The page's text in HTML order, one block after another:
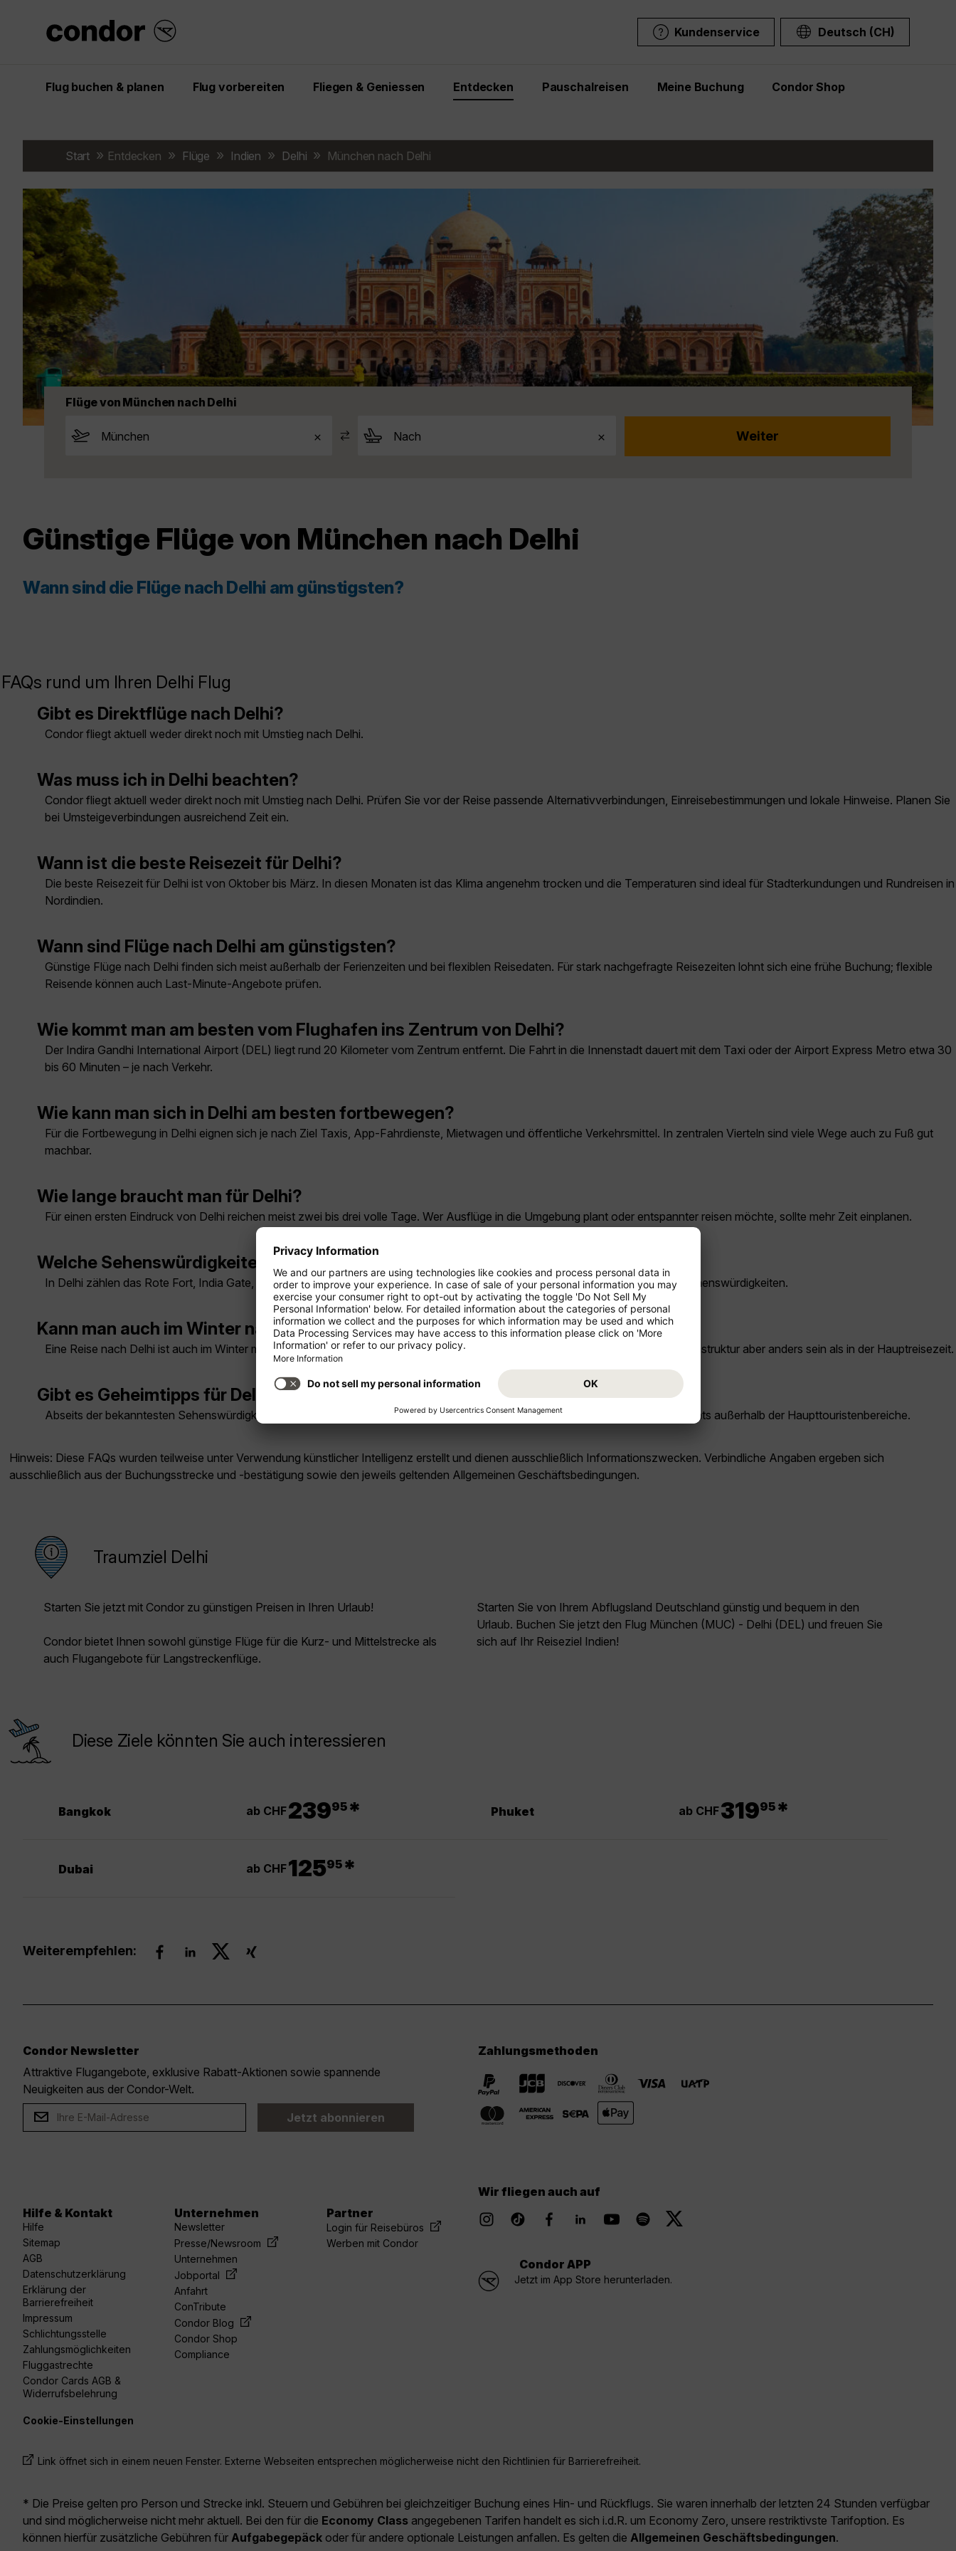
Kundenservice Deutsch (CH)
Flug buchen & planen Flug vorbereiten Fliegen & Geniessen Entdecken Pauschalreisen Meine Buchung Condor Shop
Start Entdecken Flüge Indien Delhi München nach Delhi
Flüge von München nach Delhi
Günstige Flüge von München nach Delhi
Wann sind die Flüge nach Delhi am günstigsten?
FAQs rund um Ihren Delhi Flug
Gibt es Direktflüge nach Delhi?
Condor fliegt aktuell weder direkt noch mit Umstieg nach Delhi.
Was muss ich in Delhi beachten?
Condor fliegt aktuell weder direkt noch mit Umstieg nach Delhi. Prüfen Sie vor der Reise passende Alternativverbindungen, Einreisebestimmungen und lokale Hinweise. Planen Sie
bei Umsteigeverbindungen ausreichend Zeit ein.
Wann ist die beste Reisezeit für Delhi?
Die beste Reisezeit für Delhi ist von Oktober bis März. In diesen Monaten ist das Klima angenehm trocken und die Temperaturen sind ideal für Stadterkundungen und Rundreisen in
Nordindien.
Wann sind Flüge nach Delhi am günstigsten?
Günstige Flüge nach Delhi finden sich meist außerhalb der Ferienzeiten und bei flexiblen Reisedaten. Für stark nachgefragte Reisezeiten lohnt sich eine frühe Buchung; flexible
Reisende können auch Last-Minute-Angebote prüfen.
Wie kommt man am besten vom Flughafen ins Zentrum von Delhi?
Der Indira Gandhi International Airport (DEL) liegt rund 20 Kilometer vom Zentrum entfernt. Die Fahrt in die Innenstadt dauert mit dem Taxi oder der Airport Express Metro etwa 30
bis 60 Minuten – je nach Verkehr.
Wie kann man sich in Delhi am besten fortbewegen?
Für die Fortbewegung in Delhi eignen sich je nach Ziel Taxis, App-Fahrdienste, Mietwagen und öffentliche Verkehrsmittel. In zentralen Vierteln sind viele Wege auch zu Fuß gut
machbar.
Wie lange braucht man für Delhi?
Für einen ersten Eindruck von Delhi reichen meist zwei bis drei volle Tage. Wer Ausflüge in die Umgebung plant oder entspannter reisen möchte, sollte mehr Zeit einplanen.
Welche Sehenswürdigkeiten muss man in Delhi sehen?
In Delhi zählen das Rote Fort, India Gate, Humayuns Grabmal, Qutub Minar und die Altstadt von Old Delhi zu den wichtigsten Sehenswürdigkeiten.
Kann man auch im Winter nach Delhi reisen?
Eine Reise nach Delhi ist auch im Winter möglich. Je nach Klima und Saison können Wetter, Öffnungszeiten und touristische Infrastruktur aber anders sein als in der Hauptreisezeit.
Gibt es Geheimtipps für Delhi?
Abseits der bekanntesten Sehenswürdigkeiten lohnen sich in Delhi lokale Märkte, kleinere Viertel, Aussichtspunkte und Restaurants außerhalb der Haupttouristenbereiche.
Hinweis: Diese FAQs wurden teilweise unter Verwendung künstlicher Intelligenz erstellt und dienen ausschließlich Informationszwecken. Verbindliche Angaben ergeben sich
ausschließlich aus der Buchungsstrecke und -bestätigung sowie den jeweils geltenden Allgemeinen Geschäftsbedingungen.
Traumziel Delhi
Starten Sie jetzt mit Condor zu günstigen Preisen in Ihren Urlaub!
Condor bietet Ihnen sowohl günstige Flüge für die Kurz- und Mittelstrecke als
auch Flugangebote für Langstreckenflüge.
Starten Sie von Ihrem Abflugsland Deutschland günstig und bequem in den
Urlaub. Buchen Sie jetzt den Flug München (MUC) - Delhi (DEL) und freuen Sie
sich auf Ihr Reiseziel Indien!
Diese Ziele könnten Sie auch interessieren
Bangkok ab CHF23995 * Phuket ab CHF31995 *
Dubai ab CHF12595 *
Weiterempfehlen:
Condor Newsletter
Attraktive Flugangebote, exklusive Rabatt-Aktionen sowie spannende
Neuigkeiten aus der Condor-Welt.
Jetzt abonnieren
Zahlungsmethoden
Hilfe & Kontakt
Hilfe
Sitemap
AGB
Datenschutzerklärung
Erklärung der
Barrierefreiheit
Impressum
Schlichtungsstelle
Zahlungsmöglichkeiten
Fluggastrechte
Condor Cards AGB &
Widerrufsbelehrung
Unternehmen
Newsletter
Presse/Newsroom
Unternehmen
Jobportal
Anfahrt
ConTribute
Condor Blog
Condor Shop
Compliance
Partner
Login für Reisebüros
Werben mit Condor
Wir fliegen auch auf
Condor APP
Jetzt im App Store herunterladen.
Cookie-Einstellungen
Link öffnet sich in einem neuen Fenster. Externe Webseiten entsprechen möglicherweise nicht den Richtlinien für Barrierefreiheit.
* Die Preise gelten pro Person und Strecke inkl. Steuern und Gebühren bei gleichzeitiger Buchung eines Hin- und Rückflugs. Sie waren innerhalb der letzten 24 Stunden verfügbar
und sind möglicherweise nicht mehr aktuell. Bei den für die Economy Class angegebenen Tarifen handelt es sich i.d.R. um Economy Zero, unsere restriktivste Tarifoption. Es
können hierfür zusätzliche Gebühren für Aufgabegepäck oder für andere optionale Leistungen anfallen. Es gelten die Allgemeinen Geschäftsbedingungen.